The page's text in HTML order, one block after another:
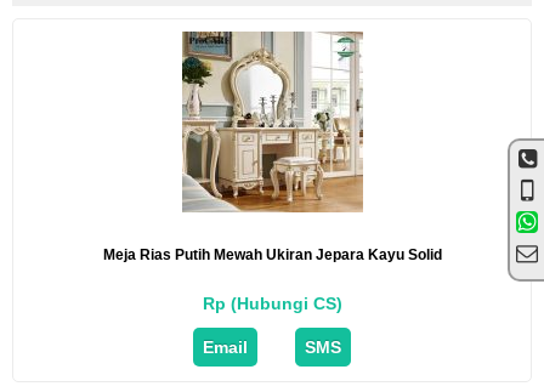
Meja Rias Putih Mewah Ukiran Jepara Kayu Solid
Rp (Hubungi CS)
Email SMS